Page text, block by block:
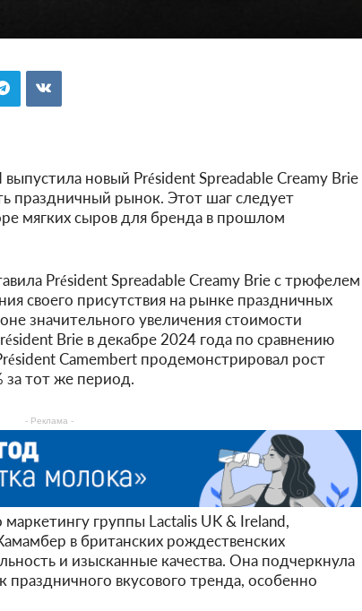
новый Président Spreadable Creamy Brie
праздничный рынок. Этот шаг следует
мягких сыров для бренда в прошлом
Président Spreadable Creamy Brie с трюфелем
своего присутствия на рынке праздничных
значительного увеличения стоимости
Brie в декабре 2024 года по сравнению
Camembert продемонстрировал рост
за тот же период.
- Реклама -
группы Lactalis UK & Ireland,
в британских рождественских
и изысканные качества. Она подчеркнула
вкусового тренда, особенно